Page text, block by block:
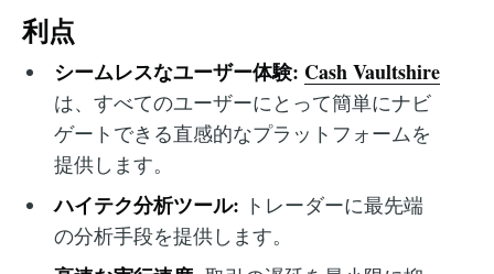
利点
シームレスなユーザー体験: Cash Vaultshire
は、すべてのユーザーにとって簡単にナビ
ゲートできる直感的なプラットフォームを
提供します。
ハイテク分析ツール: トレーダーに最先端
の分析手段を提供します。